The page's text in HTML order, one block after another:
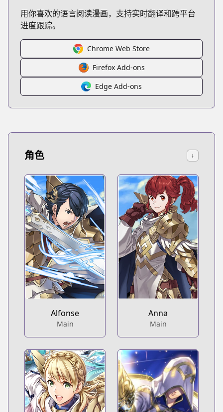
用你喜欢的语言阅读漫画，支持实时翻译和跨平台
进度跟踪。
Chrome Web Store
Firefox Add-ons
Edge Add-ons
角色 ↓
Alfonse
Main
Anna
Main